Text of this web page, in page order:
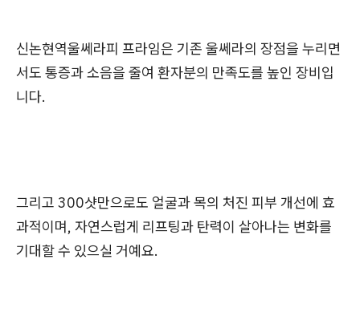
신논현역울쎄라피 프라임은 기존 울쎄라의 장점을 누리면
서도 통증과 소음을 줄여 환자분의 만족도를 높인 장비입
니다.
그리고 300샷만으로도 얼굴과 목의 처진 피부 개선에 효
과적이며, 자연스럽게 리프팅과 탄력이 살아나는 변화를
기대할 수 있으실 거예요.